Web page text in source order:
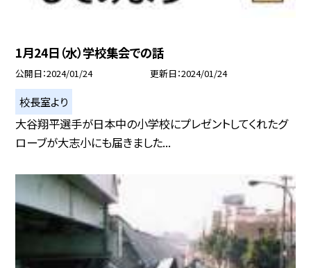
1月24日（水）学校集会での話
公開日 2024/01/24 更新日 2024/01/24
校長室より
大谷翔平選手が日本中の小学校にプレゼントしてくれたグ
ローブが大志小にも届きました...